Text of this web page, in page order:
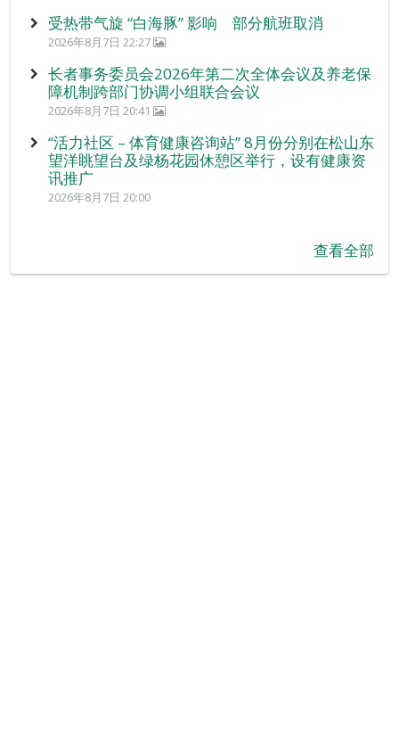
受热带气旋 “白海豚” 影响 部分航班取消
2026年8月7日 22:27
长者事务委员会2026年第二次全体会议及养老保
障机制跨部门协调小组联合会议
2026年8月7日 20:41
“活力社区 – 体育健康咨询站” 8月份分别在松山东
望洋眺望台及绿杨花园休憩区举行，设有健康资
讯推广
2026年8月7日 20:00
查看全部